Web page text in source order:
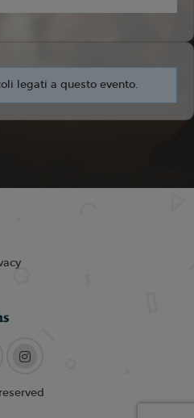
legati a questo evento.